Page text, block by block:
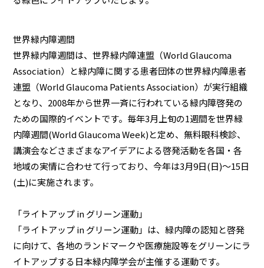
世界緑内障週間
世界緑内障週間は、世界緑内障連盟（World Glaucoma
Association）と緑内障に関する患者団体の世界緑内障患者
連盟（World Glaucoma Patients Association）が実行組織
となり、2008年から世界一斉に行われている緑内障啓発の
ための国際的イベントです。毎年3月上旬の1週間を世界緑
内障週間(World Glaucoma Week)と定め、無料眼科検診、
講演会などさまざまなアイデアによる啓発活動を各国・各
地域の実情に合わせて行っており、今年は3月9日(日)〜15日
(土)に実施されます。
「ライトアップ in グリーン運動」
「ライトアップ in グリーン運動」は、緑内障の認知と啓発
に向けて、各地のランドマークや医療施設等をグリーンにラ
イトアップする日本緑内障学会が主催する運動です。